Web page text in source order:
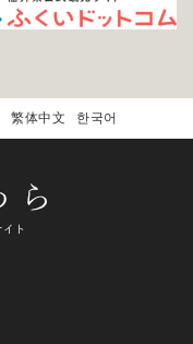
繁体中文 한국어